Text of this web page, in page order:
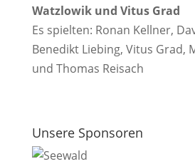
Watzlowik und Vitus Grad
Es spielten: Ronan Kellner,
Benedikt Liebing, Vitus Grad,
und Thomas Reisach
Unsere Sponsoren